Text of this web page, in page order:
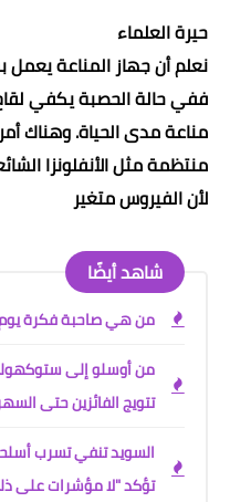
حيرة العلماء
نعلم أن جهاز المناعة
ففي حالة الحصبة يكفي
مناعة مدى الحياة. وهناك
منتظمة مثل الأنفلونزا
لأن الفيروس متغير
شاهد أيضًا
من هي صاحبة فكرة يوم
من أوسلو إلى
تتويج الفائزين حتى
السويد تنفي تسرب
تؤكد "لا مؤشرات على